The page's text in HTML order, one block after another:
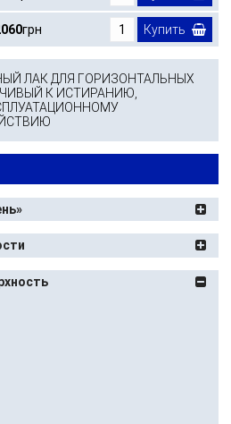
грн Купить
ЛАК ДЛЯ ГОРИЗОНТАЛЬНЫХ
К ИСТИРАНИЮ,